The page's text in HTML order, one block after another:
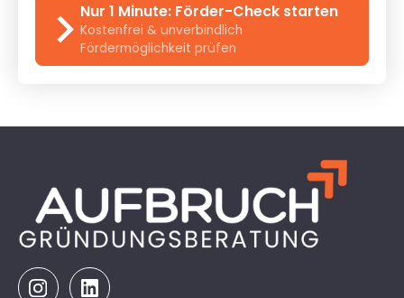
Nur 1 Minute: Förder-Check starten
Kostenfrei & unverbindlich
Fördermöglichkeit prüfen